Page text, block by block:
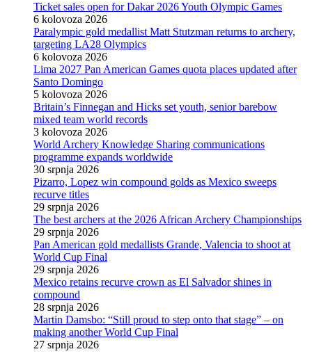
Ticket sales open for Dakar 2026 Youth Olympic Games
6 kolovoza 2026
Paralympic gold medallist Matt Stutzman returns to archery,
targeting LA28 Olympics
6 kolovoza 2026
Lima 2027 Pan American Games quota places updated after
Santo Domingo
5 kolovoza 2026
Britain’s Finnegan and Hicks set youth, senior barebow
mixed team world records
3 kolovoza 2026
World Archery Knowledge Sharing communications
programme expands worldwide
30 srpnja 2026
Pizarro, Lopez win compound golds as Mexico sweeps
recurve titles
29 srpnja 2026
The best archers at the 2026 African Archery Championships
29 srpnja 2026
Pan American gold medallists Grande, Valencia to shoot at
World Cup Final
29 srpnja 2026
Mexico retains recurve crown as El Salvador shines in
compound
28 srpnja 2026
Martin Damsbo: “Still proud to step onto that stage” – on
making another World Cup Final
27 srpnja 2026